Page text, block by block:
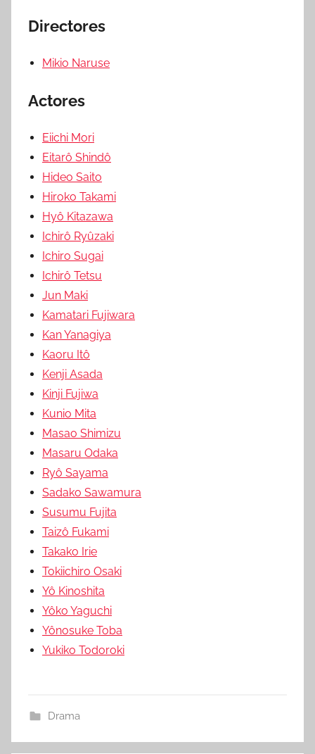
Directores
Mikio Naruse
Actores
Eiichi Mori
Eitarô Shindô
Hideo Saito
Hiroko Takami
Hyô Kitazawa
Ichirô Ryûzaki
Ichiro Sugai
Ichirô Tetsu
Jun Maki
Kamatari Fujiwara
Kan Yanagiya
Kaoru Itô
Kenji Asada
Kinji Fujiwa
Kunio Mita
Masao Shimizu
Masaru Odaka
Ryô Sayama
Sadako Sawamura
Susumu Fujita
Taizô Fukami
Takako Irie
Tokiichiro Osaki
Yô Kinoshita
Yôko Yaguchi
Yônosuke Toba
Yukiko Todoroki
Drama